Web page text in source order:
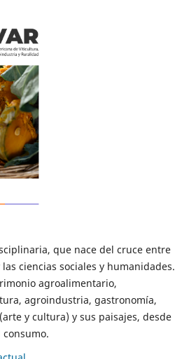
que nace del cruce entre
ciencias sociales y humanidades.
agroalimentario,
agroindustria, gastronomía,
y cultura) y sus paisajes, desde